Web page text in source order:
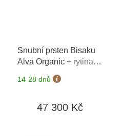
Snubní prsten Bisaku
Alva Organic + rytina
vlastního textu na oba
prsteny*
14-28 dnů
47 300 Kč